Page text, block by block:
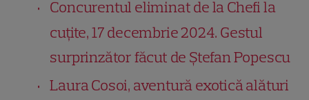
Concurentul eliminat de la Chefi la
cuțite, 17 decembrie 2024. Gestul
surprinzător făcut de Ștefan Popescu
Laura Cosoi, aventură exotică alături